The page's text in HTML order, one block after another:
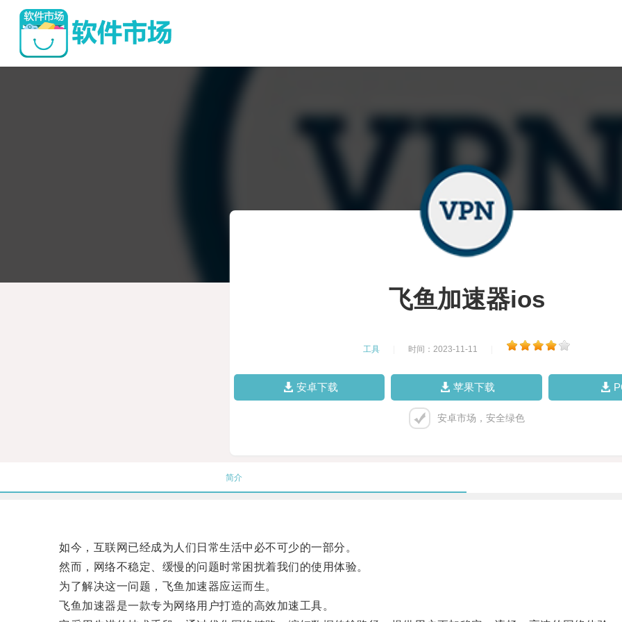
飞鱼加速器ios
工具 时间：2023-11-11
安卓下载 苹果下载
安卓市场，安全绿色
简介
如今，互联网已经成为人们日常生活中必不可少的一部分。
然而，网络不稳定、缓慢的问题时常困扰着我们的使用体验。
为了解决这一问题，飞鱼加速器应运而生。
飞鱼加速器是一款专为网络用户打造的高效加速工具。